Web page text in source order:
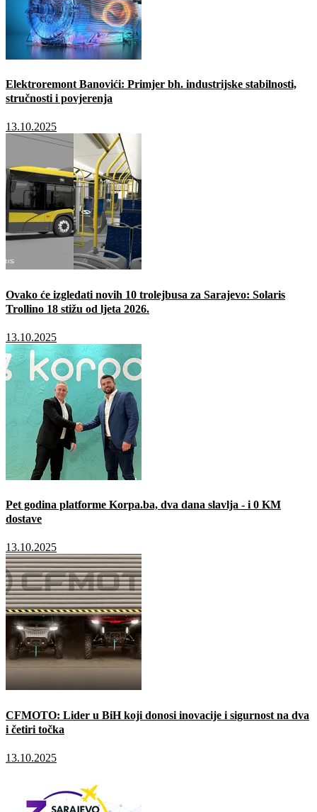
Elektroremont Banovići: Primjer bh. industrijske stabilnosti,
stručnosti i povjerenja
13.10.2025
Ovako će izgledati novih 10 trolejbusa za Sarajevo: Solaris
Trollino 18 stižu od ljeta 2026.
13.10.2025
Pet godina platforme Korpa.ba, dva dana slavlja - i 0 KM
dostave
13.10.2025
CFMOTO: Lider u BiH koji donosi inovacije i sigurnost na dva
i četiri točka
13.10.2025